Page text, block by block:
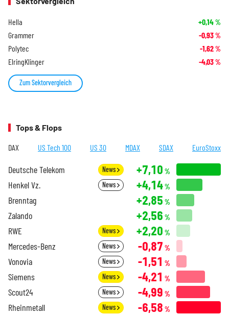
Hella +0,14%
Grammer -0,93%
Polytec -1,62%
ElringKlinger -4,03%
Zum Sektorvergleich
Tops & Flops
DAX US Tech 100 US 30 MDAX SDAX EuroStoxx
Deutsche Telekom News +7,10 %
Henkel Vz. News +4,14%
Brenntag +2,85 %
Zalando +2,56 %
RWE News +2,20 %
Mercedes-Benz News -0,87 %
Vonovia News -1,51 %
Siemens News -4,21 %
Scout24 News -4,99 %
Rheinmetall News -6,58 %